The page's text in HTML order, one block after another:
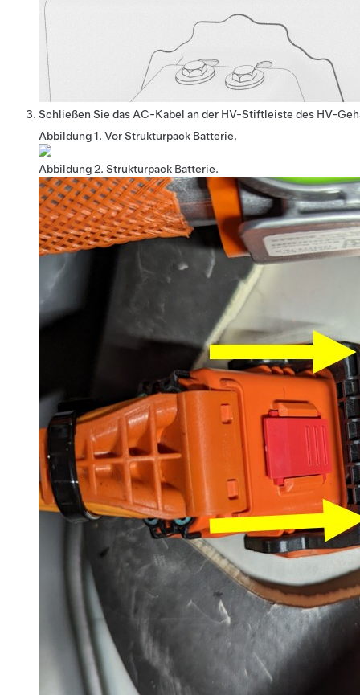
Schließen Sie das AC-Kabel an der HV-Stiftleiste des HV-
Abbildung 1. Vor Strukturpack Batterie.
Abbildung 2. Strukturpack Batterie.